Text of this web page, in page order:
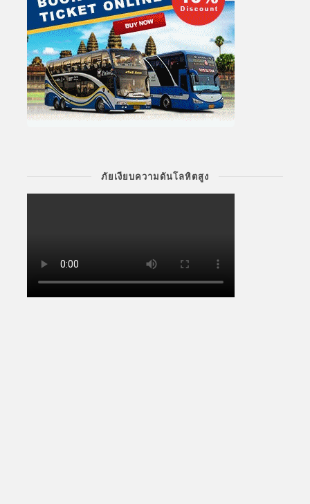
ภัยเงียบความดันโลหิตสูง